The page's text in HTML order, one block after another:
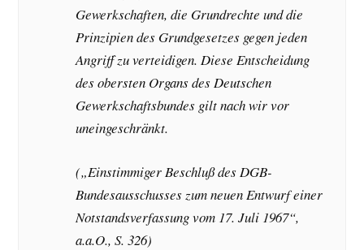
Gewerkschaften, die Grundrechte und die
Prinzipien des Grundgesetzes gegen jeden
Angriff zu verteidigen. Diese Entscheidung
des obersten Organs des Deutschen
Gewerkschaftsbundes gilt nach wir vor
uneingeschränkt.
(„Einstimmiger Beschluß des DGB-
Bundesausschusses zum neuen Entwurf einer
Notstandsverfassung vom 17. Juli 1967“,
a.a.O., S. 326)